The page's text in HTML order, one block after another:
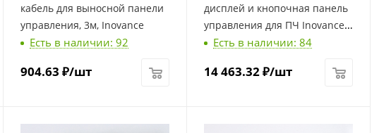
кабель для выносной панели
управления, 3м, Inovance
Есть в наличии: 92
904.63 ₽/шт
дисплей и кнопочная панель
управления для ПЧ Inovance,
Inovance
Есть в наличии: 84
14 463.32₽/шт